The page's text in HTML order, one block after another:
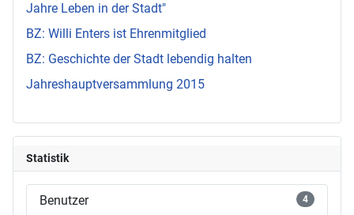
Jahre Leben in der Stadt"
BZ: Willi Enters ist Ehrenmitglied
BZ: Geschichte der Stadt lebendig halten
Jahreshauptversammlung 2015
Statistik
Benutzer 4